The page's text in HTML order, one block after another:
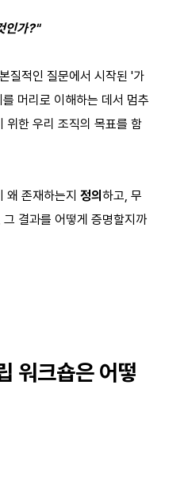
인가?"
질적인 질문에서 시작된 '가
머리로 이해하는 데서 멈추
위한 우리 조직의 목표를 함
왜 존재하는지 정의 하고, 무
그 결과를 어떻게 증명할지까
워크숍은 어떻